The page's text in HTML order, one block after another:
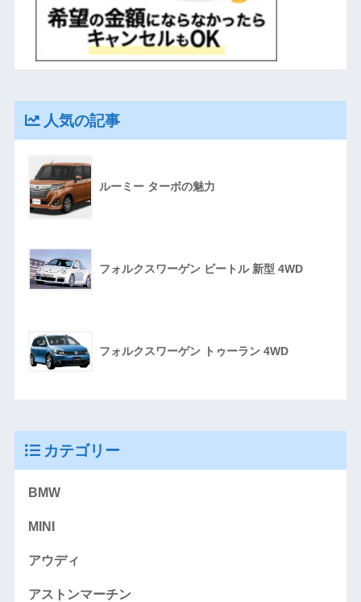
人気の記事
ルーミー ターボの魅力
フォルクスワーゲン ビートル 新型 4WD
フォルクスワーゲン トゥーラン 4WD
カテゴリー
BMW
MINI
アウディ
アストンマーチン